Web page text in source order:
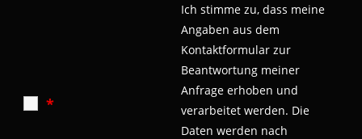
*
Ich stimme zu, dass meine
Angaben aus dem
Kontaktformular zur
Beantwortung meiner
Anfrage erhoben und
verarbeitet werden. Die
Daten werden nach